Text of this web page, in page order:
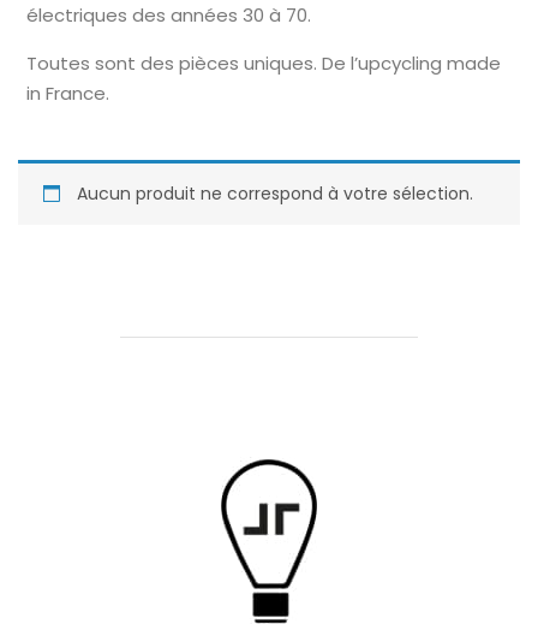
électriques des années 30 à 70.
Toutes sont des pièces uniques. De l’upcycling made
in France.
Aucun produit ne correspond à votre sélection.